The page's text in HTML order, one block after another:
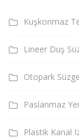
Kuşkonmaz
Lineer Duş
Otopark
Paslanmaz
Plastik Kanal